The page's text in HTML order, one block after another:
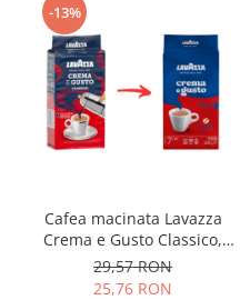
-13%
Cafea macinata Lavazza
Crema e Gusto Classico,
250g
29,57 RON
25,76 RON